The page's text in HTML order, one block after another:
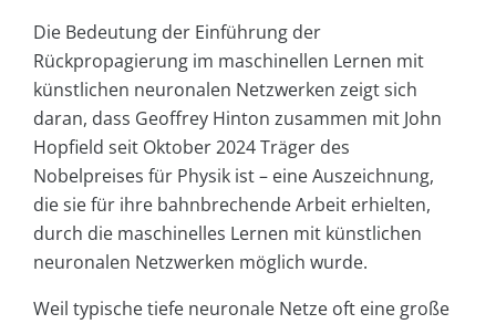
Die Bedeutung der Einführung der
Rückpropagierung im maschinellen Lernen mit
künstlichen neuronalen Netzwerken zeigt sich
daran, dass Geoffrey Hinton zusammen mit John
Hopfield seit Oktober 2024 Träger des
Nobelpreises für Physik ist – eine Auszeichnung,
die sie für ihre bahnbrechende Arbeit erhielten,
durch die maschinelles Lernen mit künstlichen
neuronalen Netzwerken möglich wurde.
Weil typische tiefe neuronale Netze oft eine große